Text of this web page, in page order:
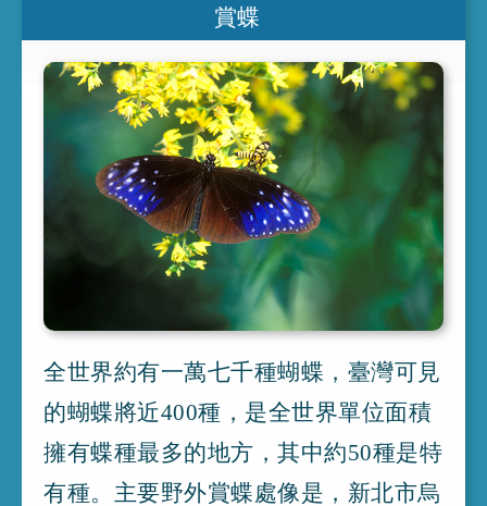
賞蝶
全世界約有一萬七千種蝴蝶 ， 臺灣可見
的蝴蝶將近400種 ， 是全世界單位面積
擁有蝶種最多的地方 ，其中約50種是特
有種。 主要野外賞蝶處像是 ， 新北市烏